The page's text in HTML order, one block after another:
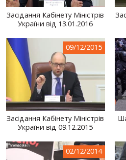
АМАТОРСЬКЕ ВІДЕО
ХУДОЖНІ ТА ДОКУМЕНТАЛЬНІ ПРОЕКТИ
СВІТ ПРО УКРАЇНУ
ПУБЛІЧНІ ЛЮДИ
РОСІЙСЬКО-УКРАЇНСЬКА ВІЙНА
"WINTER ON FIRE"
ХРОНОЛОГІЯ ЄВРОМАЙДАНУ
ПОСЛУГИ
Засідання Кабінету Міністрів
України від 13.01.2016
09/12/2015
Засідання Кабінету Міністрів
України від 09.12.2015
02/12/2014